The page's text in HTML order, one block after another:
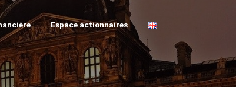
Espace actionnaires